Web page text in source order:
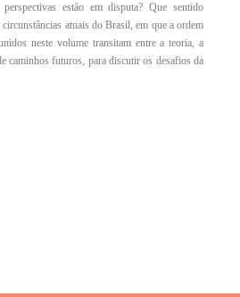
estão em disputa? Que sentido
atuais do Brasil, em que a ordem
neste volume transitam entre a teoria, a
caminhos futuros, para discutir os desafios da